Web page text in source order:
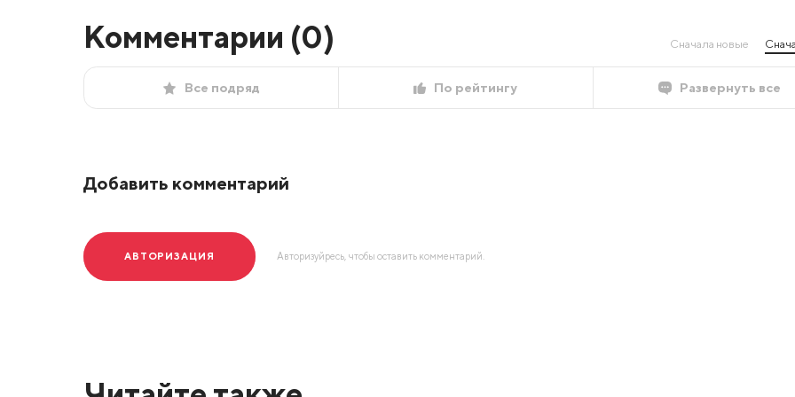
Комментарии (0) Сначала новые
Все подряд По рейтингу Развернуть все
Добавить комментарий
АВТОРИЗАЦИЯ Авторизуйресь, чтобы оставить комментарий.